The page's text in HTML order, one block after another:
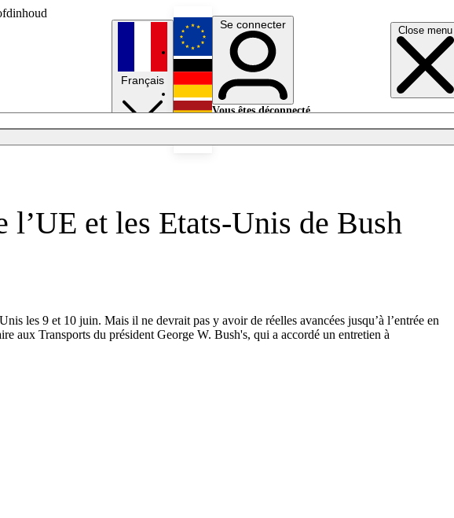
Close menu
Français
English
Deutsch
Se connecter
Vous êtes déconnecté.
l’UE et les Etats-Unis de Bush
les 9 et 10 juin. Mais il ne devrait pas y avoir de réelles avancées jusqu’à l’entrée en
aux Transports du président George W. Bush's, qui a accordé un entretien à